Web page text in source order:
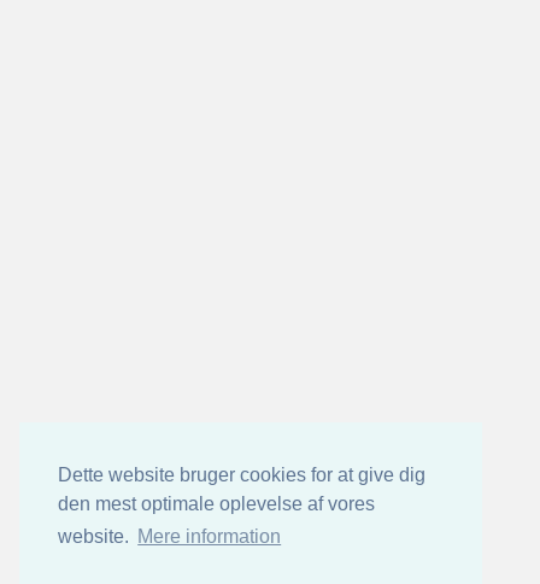
Dette website bruger cookies for at give dig
den mest optimale oplevelse af vores
website. Mere information